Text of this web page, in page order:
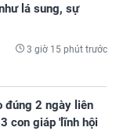
lá sung, sự
3 giờ 15 phút trước
đúng 2 ngày liên
con giáp 'lĩnh hội